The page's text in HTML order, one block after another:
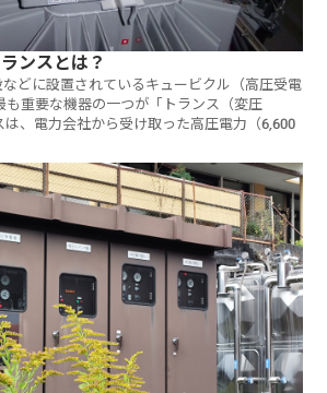
ンスとは？
どに設置されているキュービクル（高圧受電
も重要な機器の一つが「トランス（変圧
は、電力会社から受け取った高圧電力（6,600